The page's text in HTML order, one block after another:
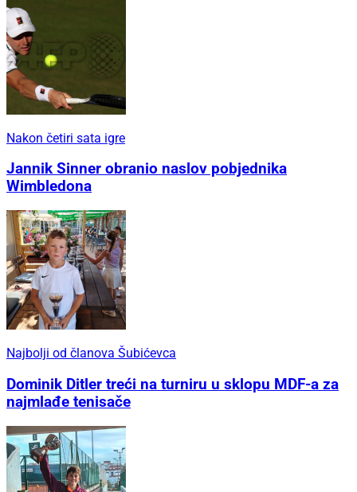
Nakon četiri sata igre
Jannik Sinner obranio naslov pobjednika
Wimbledona
Najbolji od članova Šubićevca
Dominik Ditler treći na turniru u sklopu MDF-a za
najmlađe tenisače